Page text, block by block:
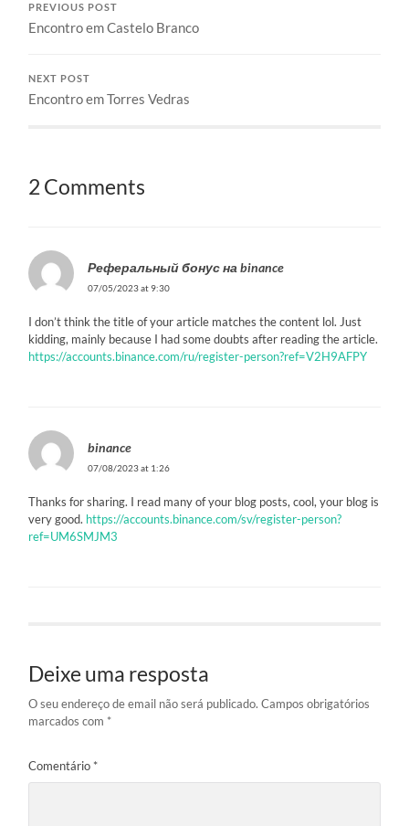
PREVIOUS POST
Encontro em Castelo Branco
NEXT POST
Encontro em Torres Vedras
2 Comments
Реферальный бонус на binance
07/05/2023 at 9:30
I don’t think the title of your article matches the content lol. Just
kidding, mainly because I had some doubts after reading the article.
https://accounts.binance.com/ru/register-person?ref=V2H9AFPY
binance
07/08/2023 at 1:26
Thanks for sharing. I read many of your blog posts, cool, your blog is
very good. https://accounts.binance.com/sv/register-person?
ref=UM6SMJM3
Deixe uma resposta
O seu endereço de email não será publicado. Campos obrigatórios
marcados com *
Comentário *